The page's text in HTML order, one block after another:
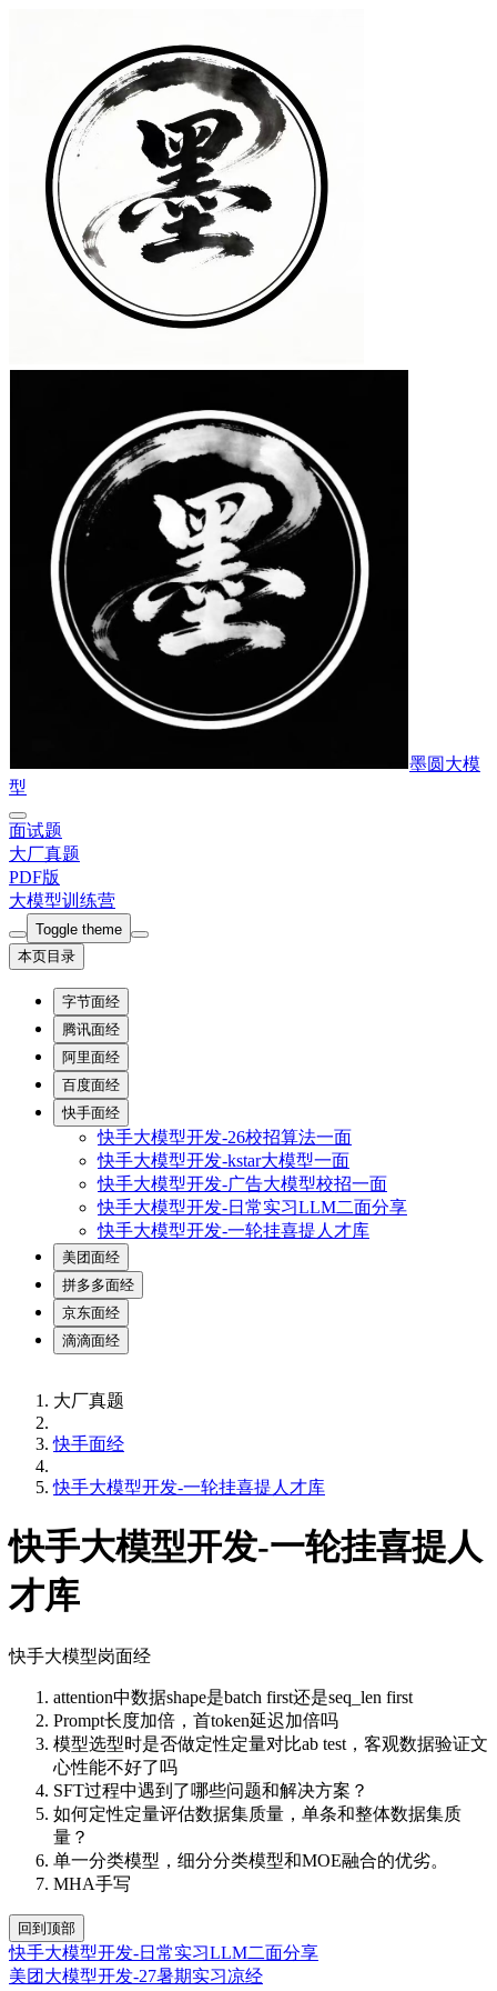
墨圆大模
型
面试题
大厂真题
PDF版
大模型训练营
Toggle theme
本页目录
字节面经
腾讯面经
阿里面经
百度面经
快手面经
快手大模型开发-26校招算法一面
快手大模型开发-kstar大模型一面
快手大模型开发-广告大模型校招一面
快手大模型开发-日常实习LLM二面分享
快手大模型开发-一轮挂喜提人才库
美团面经
拼多多面经
京东面经
滴滴面经
大厂真题
快手面经
快手大模型开发-一轮挂喜提人才库
快手大模型开发-一轮挂喜提人
才库
快手大模型岗面经
attention中数据shape是batch first还是seq_len first
Prompt长度加倍，首token延迟加倍吗
模型选型时是否做定性定量对比ab test，客观数据验证文
心性能不好了吗
SFT过程中遇到了哪些问题和解决方案？
如何定性定量评估数据集质量，单条和整体数据集质
量？
单一分类模型，细分分类模型和MOE融合的优劣。
MHA手写
回到顶部
快手大模型开发-日常实习LLM二面分享
美团大模型开发-27暑期实习凉经